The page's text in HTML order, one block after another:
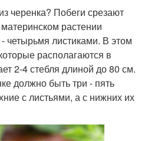
черенка? Побеги срезают
растении
четырьмя листиками. В этом
располагаются в
2-4 стебля длиной до 80 см.
должно быть три - пять
с листьями, а с нижних их